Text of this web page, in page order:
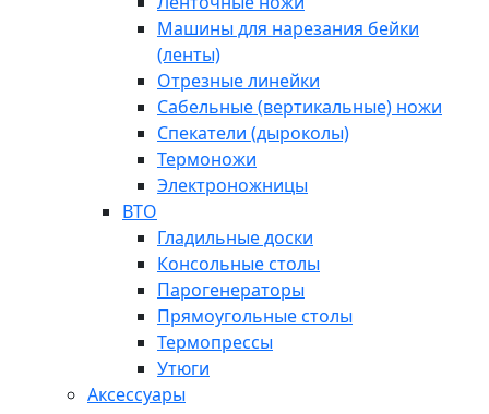
Машины для нарезания бейки
(ленты)
Отрезные линейки
Сабельные (вертикальные) ножи
Спекатели (дыроколы)
Термоножи
Электроножницы
ВТО
Гладильные доски
Консольные столы
Парогенераторы
Прямоугольные столы
Термопрессы
Утюги
Аксессуары